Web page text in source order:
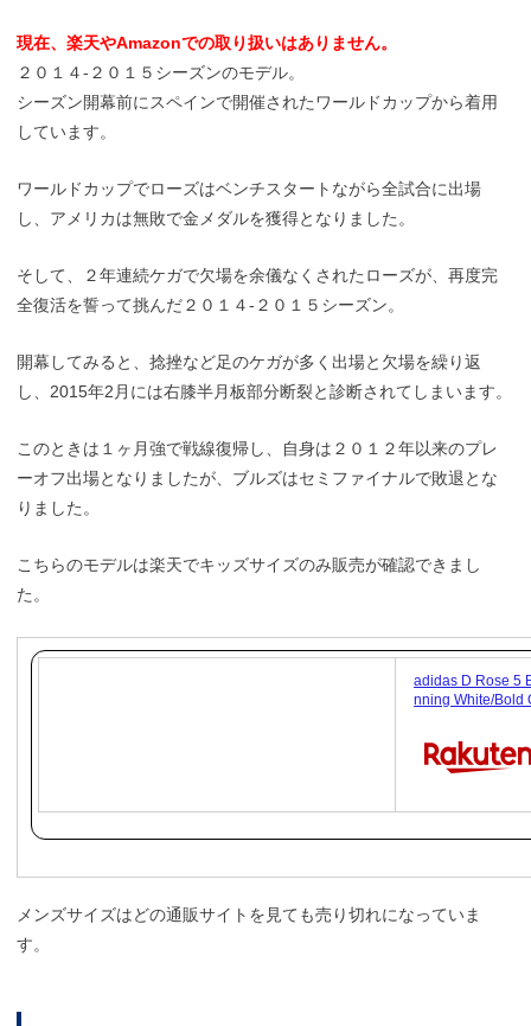
現在、楽天やAmazonでの取り扱いはありません。
２０１４-２０１５シーズンのモデル。
シーズン開幕前にスペインで開催されたワールドカップから着用
しています。
ワールドカップでローズはベンチスタートながら全試合に出場
し、アメリカは無敗で金メダルを獲得となりました。
そして、２年連続ケガで欠場を余儀なくされたローズが、再度完
全復活を誓って挑んだ２０１４-２０１５シーズン。
開幕してみると、捻挫など足のケガが多く出場と欠場を繰り返
し、2015年2月には右膝半月板部分断裂と診断されてしまいます。
このときは１ヶ月強で戦線復帰し、自身は２０１２年以来のプレ
ーオフ出場となりましたが、ブルズはセミファイナルで敗退とな
りました。
こちらのモデルは楽天でキッズサイズのみ販売が確認できまし
た。
adidas D Rose 5
nning White/Bold
メンズサイズはどの通販サイトを見ても売り切れになっていま
す。